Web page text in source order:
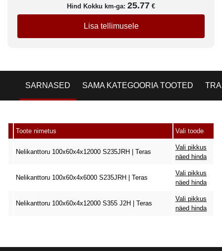
Hind Kokku km-ga: 25.77 €
Lisa tellimusele
SARNASED SAMA KATEGOORIA TOOTED
Toote nimetus Vali toode
Nelikanttoru 100x60x4x12000 S235JRH | Teras
Vali pikkus
näed hinda
Nelikanttoru 100x60x4x6000 S235JRH | Teras
Vali pikkus
näed hinda
Nelikanttoru 100x60x4x12000 S355 J2H | Teras
Vali pikkus
näed hinda